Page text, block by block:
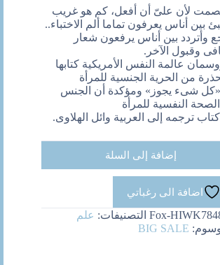
لأن علىّ أن أفعل، كم هو غريب
بين أناس يعرفون تماما ألم الاختباء..
وأتردد بين أناس يرفعون شعار
وقبول الآخر.
عالمة النفس الأمريكية كتابها
من الحرية الجنسية للمرأة
«كل شىء يجوز» ومؤكدة أن الجنس
النفسية للمرأة
ترجمه إلى العربية وائل الهلاوى.
إضافة إلى السلة
اضافة الى رغباتي
Fox- التصنيفات: علم
BIG SALE